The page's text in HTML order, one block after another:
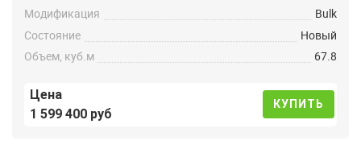
Модификация
Bulk
Состояние
Новый
Объем, куб.м
67.8
Цена
1 599 400 руб
КУПИТЬ